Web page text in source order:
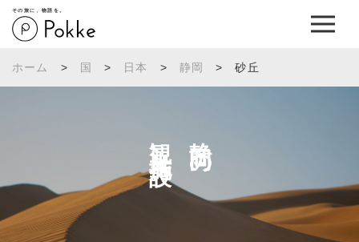
その旅に、物語を。
ホーム > 国 > 日本 > 静岡 > 砂丘
静岡の
観光施設へ